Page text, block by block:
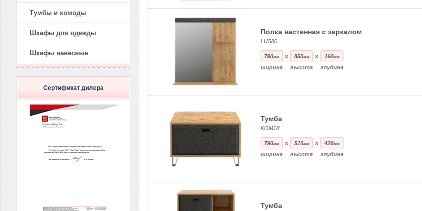
Полка настенная с зеркалом
LUS80
790мм
ширина
x 850мм
высота
x 160мм
глубина
Тумба
KOM1K
790мм
ширина
x 510мм
высота
x 420мм
глубина
Тумба
Тумбы и комоды
Шкафы для одежды
Шкафы навесные
Сертификат дилера